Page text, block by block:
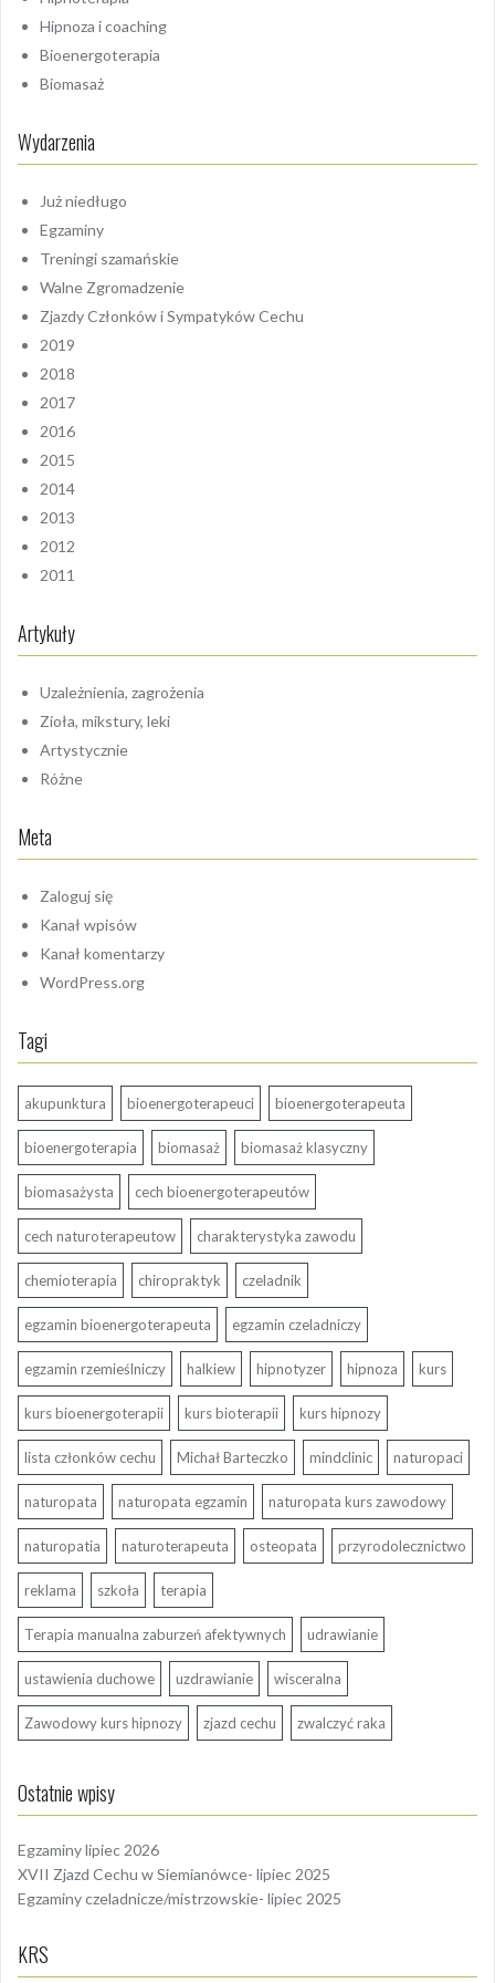
Hipnoza i coaching
Bioenergoterapia
Biomasaż
Wydarzenia
Już niedługo
Egzaminy
Treningi szamańskie
Walne Zgromadzenie
Zjazdy Członków i Sympatyków Cechu
2019
2018
2017
2016
2015
2014
2013
2012
2011
Artykuły
Uzależnienia, zagrożenia
Zioła, mikstury, leki
Artystycznie
Różne
Meta
Zaloguj się
Kanał wpisów
Kanał komentarzy
WordPress.org
Tagi
akupunktura bioenergoterapeuci bioenergoterapeuta
bioenergoterapia biomasaż biomasaż klasyczny
biomasażysta cech bioenergoterapeutów
cech naturoterapeutow charakterystyka zawodu
chemioterapia chiropraktyk czeladnik
egzamin bioenergoterapeuta egzamin czeladniczy
egzamin rzemieślniczy halkiew hipnotyzer hipnoza kurs
kurs bioenergoterapii kurs bioterapii kurs hipnozy
lista członków cechu Michał Barteczko mindclinic naturopaci
naturopata naturopata egzamin naturopata kurs zawodowy
naturopatia naturoterapeuta osteopata przyrodolecznictwo
reklama szkoła terapia
Terapia manualna zaburzeń afektywnych udrawianie
ustawienia duchowe uzdrawianie wisceralna
Zawodowy kurs hipnozy zjazd cechu zwalczyć raka
Ostatnie wpisy
Egzaminy lipiec 2026
XVII Zjazd Cechu w Siemianówce- lipiec 2025
Egzaminy czeladnicze/mistrzowskie- lipiec 2025
KRS